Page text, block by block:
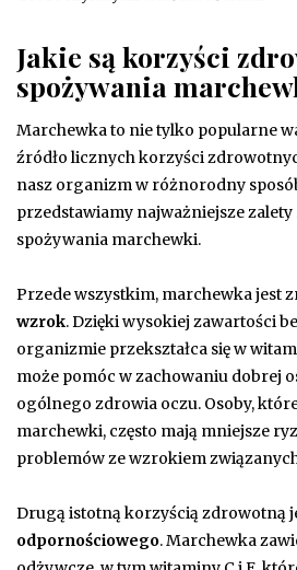
Jakie są korzyści
spożywania
Marchewka to nie tylko popularne
źródło licznych korzyści
nasz organizm w różnorodny
przedstawiamy najważniejsze
spożywania marchewki.
Przede wszystkim, marchewka jest
wzrok. Dzięki wysokiej zawartości
organizmie przekształca się w
może pomóc w zachowaniu dobrej
ogólnego zdrowia oczu. Osoby,
marchewki, często mają mniejsze
problemów ze wzrokiem
Drugą istotną korzyścią zdrowotną
odpornościowego. Marchewka